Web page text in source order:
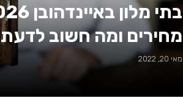
מחירים ומה חשוב לדעת
מאי 20, 2022